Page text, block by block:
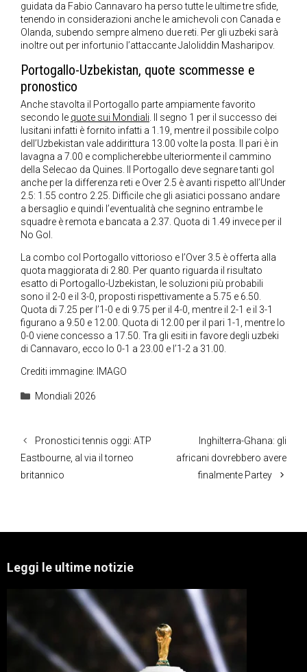
guidata da Fabio Cannavaro ha perso tutte le ultime tre sfide,
tenendo in considerazioni anche le amichevoli con Canada e
Olanda, subendo sempre almeno due reti. Per gli uzbeki sarà
inoltre out per infortunio l’attaccante Jaloliddin Masharipov.
Portogallo-Uzbekistan, quote scommesse e
pronostico
Anche stavolta il Portogallo parte ampiamente favorito
secondo le quote sui Mondiali. Il segno 1 per il successo dei
lusitani infatti è fornito infatti a 1.19, mentre il possibile colpo
dell’Uzbekistan vale addirittura 13.00 volte la posta. Il pari è in
lavagna a 7.00 e complicherebbe ulteriormente il cammino
della Selecao da Quines. Il Portogallo deve segnare tanti gol
anche per la differenza reti e Over 2.5 è avanti rispetto all’Under
2.5: 1.55 contro 2.25. Difficile che gli asiatici possano andare
a bersaglio e quindi l’eventualità che segnino entrambe le
squadre è remota e bancata a 2.37. Quota di 1.49 invece per il
No Gol.
La combo col Portogallo vittorioso e l’Over 3.5 è offerta alla
quota maggiorata di 2.80. Per quanto riguarda il risultato
esatto di Portogallo-Uzbekistan, le soluzioni più probabili
sono il 2-0 e il 3-0, proposti rispettivamente a 5.75 e 6.50.
Quota di 7.25 per l’1-0 e di 9.75 per il 4-0, mentre il 2-1 e il 3-1
figurano a 9.50 e 12.00. Quota di 12.00 per il pari 1-1, mentre lo
0-0 viene concesso a 17.50. Tra gli esiti in favore degli uzbeki
di Cannavaro, ecco lo 0-1 a 23.00 e l’1-2 a 31.00.
Crediti immagine: IMAGO
Categorie
Mondiali 2026
Pronostici tennis oggi: ATP
Eastbourne, al via il torneo
britannico
Inghilterra-Ghana: gli
africani dovrebbero avere
finalmente Partey
Leggi le ultime notizie